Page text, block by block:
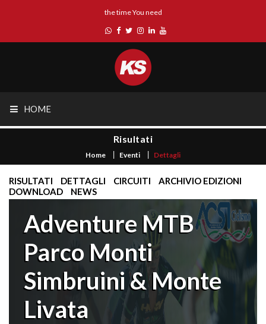
the time You need
HOME
Risultati
Home Eventi Dettagli
RISULTATI DETTAGLI CIRCUITI
ARCHIVIO EDIZIONI
DOWNLOAD
NEWS
Adventure MTB
Parco Monti
Simbruini & Monte
Livata